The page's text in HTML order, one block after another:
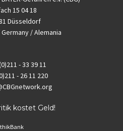
15 04 18
Düsseldorf
/ Alemania
- 33 39 11
- 26 11 220
kostet Geld!